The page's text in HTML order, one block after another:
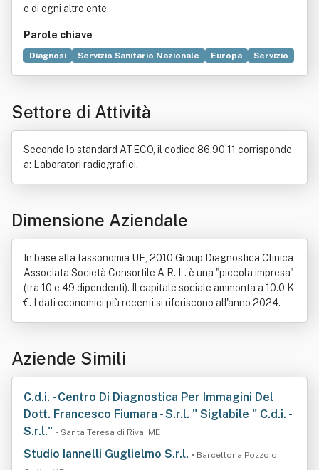
e di ogni altro ente.
Parole chiave
Diagnosi Servizio Sanitario Nazionale Europa
Servizio
Regioni d'Italia
Tecnologia
Settore di Attività
Secondo lo standard ATECO, il codice 86.90.11 corrisponde
a: Laboratori radiografici.
Dimensione Aziendale
In base alla tassonomia UE, 2010 Group Diagnostica Clinica
Associata Società Consortile A R. L. è una "piccola impresa"
(tra 10 e 49 dipendenti). Il capitale sociale ammonta a 10.0 K
€. I dati economici più recenti si riferiscono all'anno 2024.
Aziende Simili
C.d.i. - Centro Di Diagnostica Per Immagini Del
Dott. Francesco Fiumara - S.r.l. " Siglabile " C.d.i. -
S.r.l." • Santa Teresa di Riva, ME
Studio Iannelli Guglielmo S.r.l. • Barcellona Pozzo di